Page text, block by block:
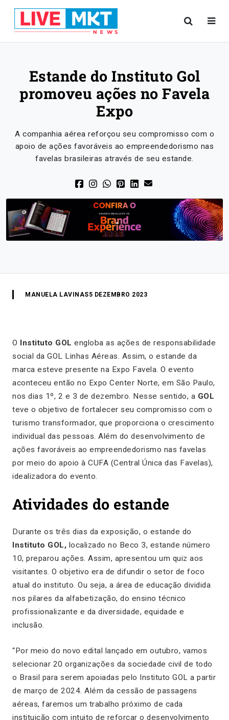
Estande do Instituto Gol
promoveu ações no Favela
Expo
A companhia aérea reforçou seu compromisso com o
apoio de ações favoráveis ao empreendedorismo nas
favelas brasileiras através de seu estande.
MANUELA LAVINAS5 DEZEMBRO 2023
O Instituto GOL engloba as ações de responsabilidade
social da GOL Linhas Aéreas. Assim, o estande da
marca esteve presente na Expo Favela. O evento
aconteceu então no Expo Center Norte, em São Paulo,
nos dias 1º, 2 e 3 de dezembro. Nesse sentido, a GOL
teve o objetivo de fortalecer seu compromisso com o
turismo transformador, que proporciona o crescimento
individual das pessoas. Além do desenvolvimento de
ações favoráveis ao empreendedorismo nas favelas
por meio do apoio à CUFA (Central Única das Favelas),
idealizadora do evento.
Atividades do estande
Durante os três dias da exposição, o estande do
Instituto GOL, localizado no Beco 3, estande número
10, preparou ações. Assim, apresentou um quiz aos
visitantes. O objetivo era de difundir o setor de foco
atual do instituto. Ou seja, a área de educação dividida
nos pilares da alfabetização, do ensino técnico
profissionalizante e da diversidade, equidade e
inclusão.
“Por meio do novo edital lançado em outubro, vamos
selecionar 20 organizações da sociedade civil de todo
o Brasil para serem apoiadas pelo Instituto GOL a partir
de março de 2024. Além da cessão de passagens
aéreas, faremos um trabalho próximo de cada
instituição com intuito de reforçar o desenvolvimento